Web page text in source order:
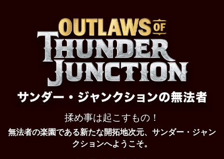
揉め事は起こすもの！
無法者の楽園である新たな開拓地次元、サンダー・ジャン
クションへようこそ。